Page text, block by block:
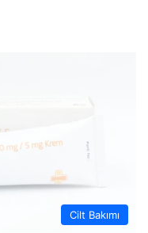
Cilt Bakımı